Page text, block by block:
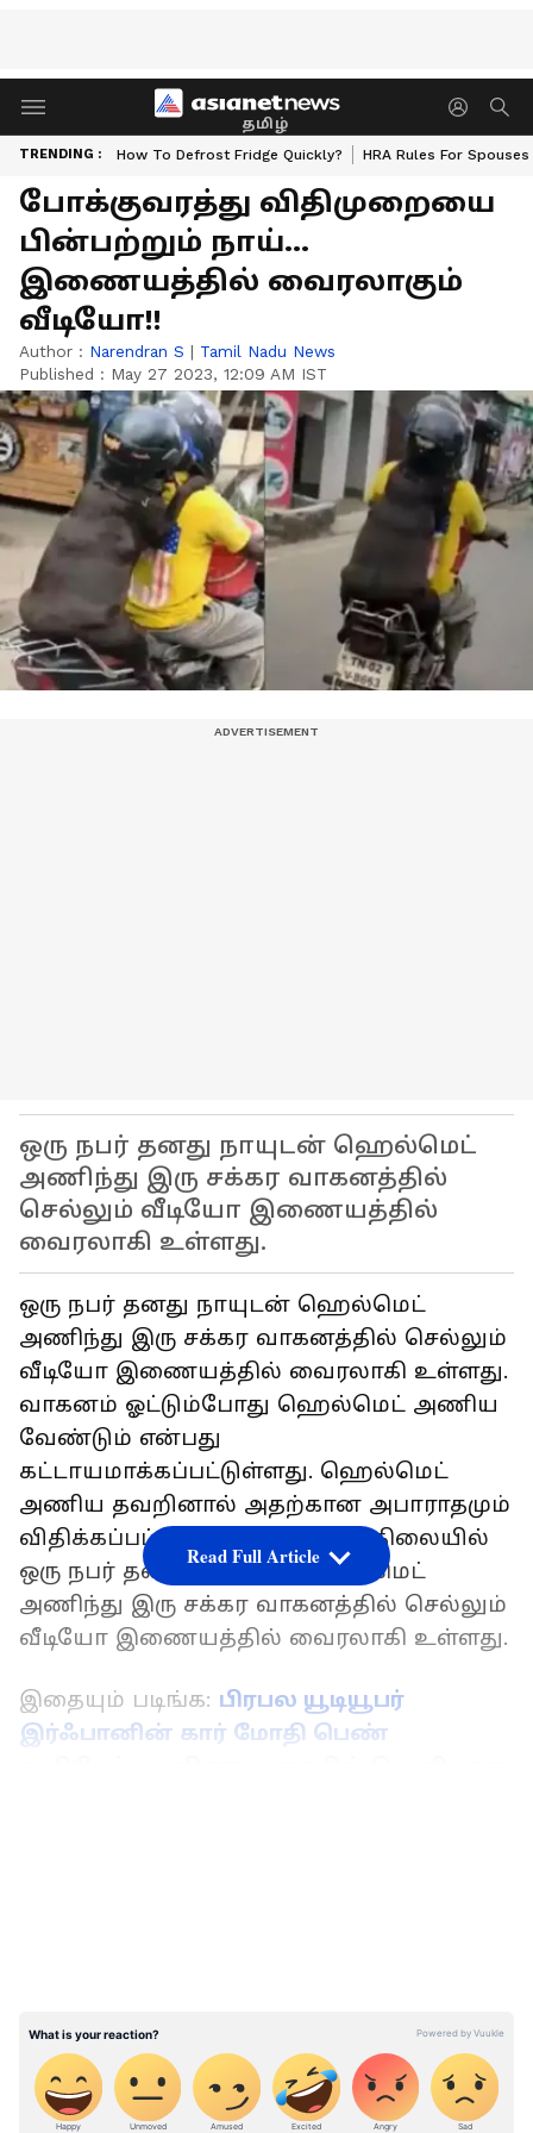
தமிழ்
TRENDING : How To Defrost Fridge Quickly? HRA Rules For Spouses
போக்குவரத்து விதிமுறையை
பின்பற்றும் நாய்…
இணையத்தில் வைரலாகும்
வீடியோ!!
Author : Narendran S | Tamil Nadu News
Published : May 27 2023, 12:09 AM IST
ஒரு நபர் தனது நாயுடன் ஹெல்மெட்
அணிந்து இரு சக்கர வாகனத்தில்
செல்லும் வீடியோ இணையத்தில்
வைரலாகி உள்ளது.
ஒரு நபர் தனது நாயுடன் ஹெல்மெட்
அணிந்து இரு சக்கர வாகனத்தில் செல்லும்
வீடியோ இணையத்தில் வைரலாகி உள்ளது.
வாகனம் ஓட்டும்போது ஹெல்மெட் அணிய
வேண்டும் என்பது
கட்டாயமாக்கப்பட்டுள்ளது. ஹெல்மெட்
அணிய தவறினால் அதற்கான அபாராதமும்
விதிக்கப்பட்டு வருகிறது. இந்த நிலையில்
ஒரு நபர் தனது நாயுடன் ஹெல்மெட்
அணிந்து இரு சக்கர வாகனத்தில் செல்லும்
வீடியோ இணையத்தில் வைரலாகி உள்ளது.
இதையும் படிங்க: பிரபல யூடியூபர்
இர்ஃபானின் கார் மோதி பெண்
ஹெல்மெட் அணிவித்து கூட்டி செல்லும்
வீடியோதான் அனைவரையும்
கவர்ந்துள்ளது. டிவிட்டரில் பகிரப்பட்டிருந்த
அந்த வீடியோவில் நாய் வாகனம் ஓட்டும்
Read Full Article